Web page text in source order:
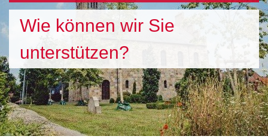
Wie können wir Sie
unterstützen?